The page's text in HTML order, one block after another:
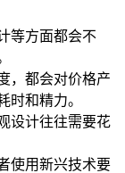
等方面都会不
，都会对价格产
时和精力。
设计往往需要花
使用新兴技术要